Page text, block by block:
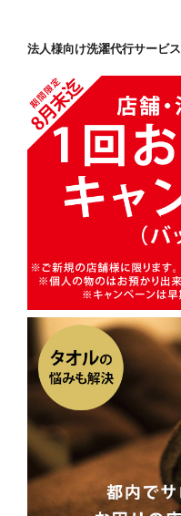
法人様向け洗濯代行サービス